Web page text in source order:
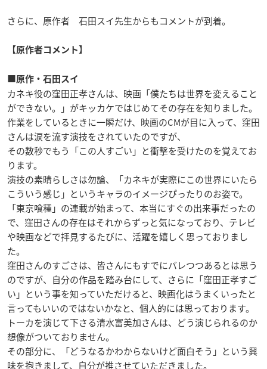
さらに、原作者 石田スイ先生からもコメントが到着。
【原作者コメント】
■原作・石田スイ
カネキ役の窪田正孝さんは、映画「僕たちは世界を変えること
ができない。」がキッカケではじめてその存在を知りました。
作業をしているときに一瞬だけ、映画のCMが目に入って、窪田
さんは涙を流す演技をされていたのですが、
その数秒でもう「この人すごい」と衝撃を受けたのを覚えてお
ります。
演技の素晴らしさは勿論、「カネキが実際にこの世界にいたら
こういう感じ」というキャラのイメージぴったりのお姿で。
「東京喰種」の連載が始まって、本当にすぐの出来事だったの
で、窪田さんの存在はそれからずっと気になっており、テレビ
や映画などで拝見するたびに、活躍を嬉しく思っておりまし
た。
窪田さんのすごさは、皆さんにもすでにバレつつあるとは思う
のですが、自分の作品を踏み台にして、さらに「窪田正孝すご
い」という事を知っていただけると、映画化はうまくいったと
言ってもいいのではないかなと、個人的には思っております。
トーカを演じて下さる清水富美加さんは、どう演じられるのか
想像がついておりません。
その部分に、「どうなるかわからないけど面白そう」という興
味を抱きまして、自分が推させていただきました。